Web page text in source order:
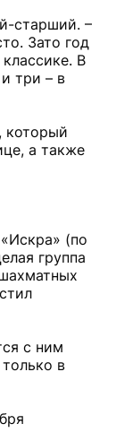
стар­ший. –
Зато год
В
три – в
который
а также
(по
группа
с ним
в